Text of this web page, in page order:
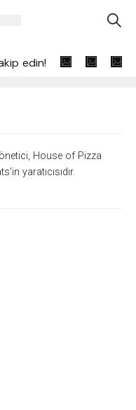
A
edin!
House of Pizza
yaratıcısıdır.